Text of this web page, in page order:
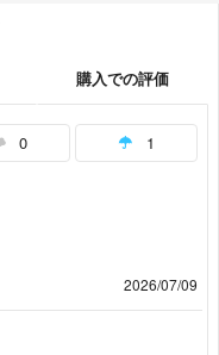
購入での評価
0 1
2026/07/09